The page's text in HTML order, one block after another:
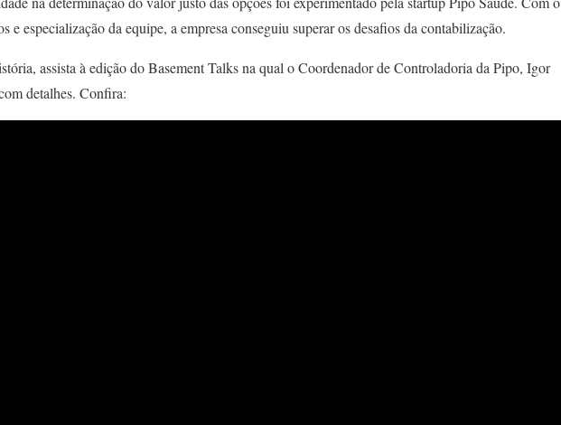
e especialização da equipe, a empresa conseguiu superar os desafios da contabilização.
assista à edição do Basement Talks na qual o Coordenador de Controladoria da Pipo, Igor
detalhes. Confira: